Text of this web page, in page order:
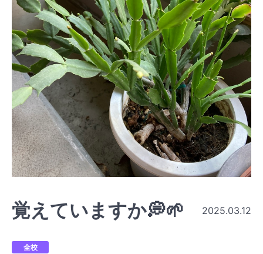
覚えていますか💭🌱 2025.03.12
全校